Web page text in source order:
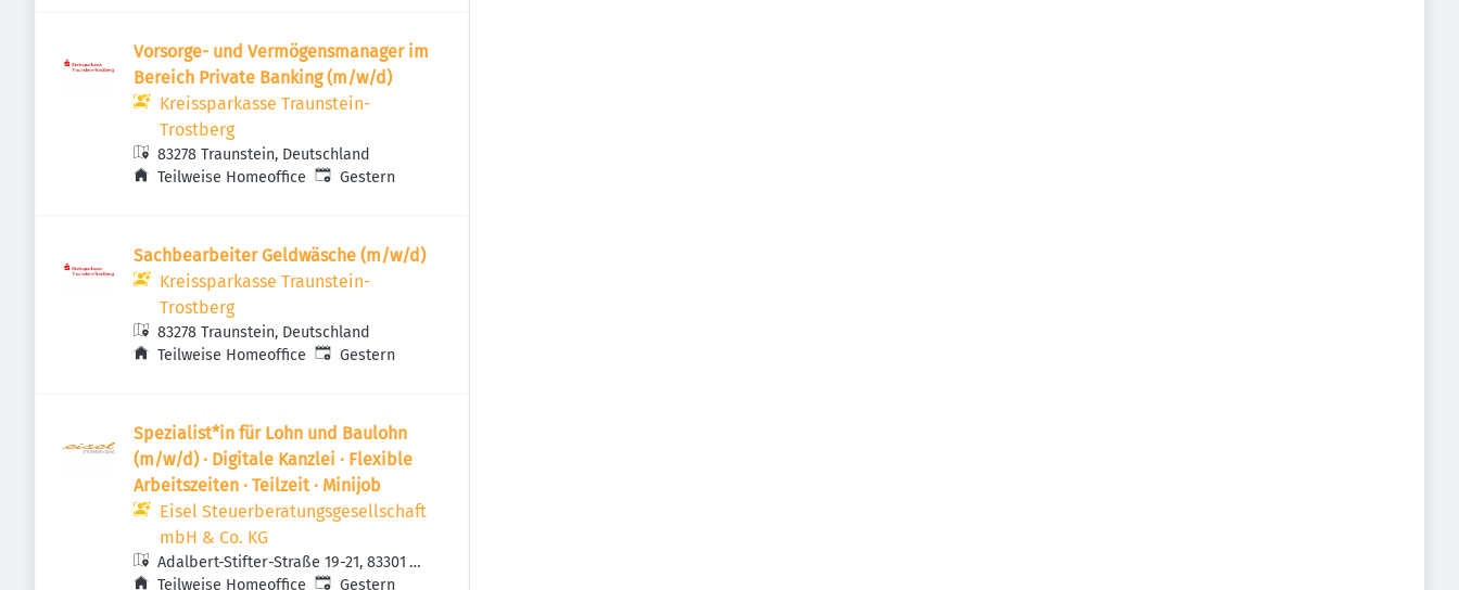
Vorsorge- und Vermögensmanager im
Bereich Private Banking (m/w/d)
Kreissparkasse Traunstein-
Trostberg
83278 Traunstein, Deutschland
Teilweise Homeoffice Veröffentlicht
Gestern
Sachbearbeiter Geldwäsche (m/w/d)
Kreissparkasse Traunstein-
Trostberg
83278 Traunstein, Deutschland
Teilweise Homeoffice Veröffentlicht
Gestern
Spezialist*in für Lohn und Baulohn
(m/w/d) · Digitale Kanzlei · Flexible
Arbeitszeiten · Teilzeit · Minijob
Eisel Steuerberatungsgesellschaft
mbH & Co. KG
Adalbert-Stifter-Straße 19-21, 83301
Traunreut, Deutschland
Teilweise Homeoffice Veröffentlicht
Gestern